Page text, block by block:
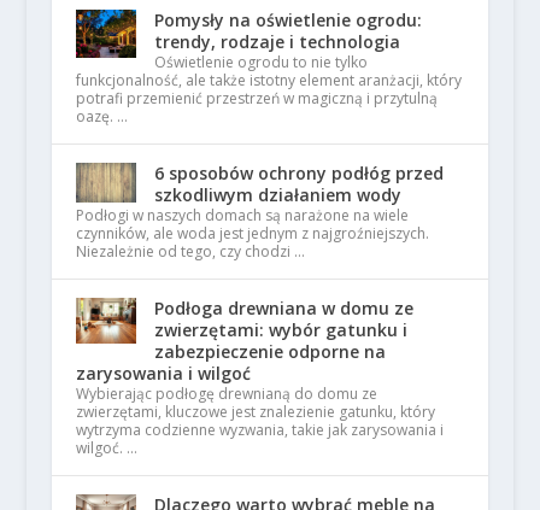
Pomysły na oświetlenie ogrodu:
trendy, rodzaje i technologia
Oświetlenie ogrodu to nie tylko
funkcjonalność, ale także istotny element aranżacji, który
potrafi przemienić przestrzeń w magiczną i przytulną
oazę. …
6 sposobów ochrony podłóg przed
szkodliwym działaniem wody
Podłogi w naszych domach są narażone na wiele
czynników, ale woda jest jednym z najgroźniejszych.
Niezależnie od tego, czy chodzi …
Podłoga drewniana w domu ze
zwierzętami: wybór gatunku i
zabezpieczenie odporne na
zarysowania i wilgoć
Wybierając podłogę drewnianą do domu ze
zwierzętami, kluczowe jest znalezienie gatunku, który
wytrzyma codzienne wyzwania, takie jak zarysowania i
wilgoć. …
Dlaczego warto wybrać meble na